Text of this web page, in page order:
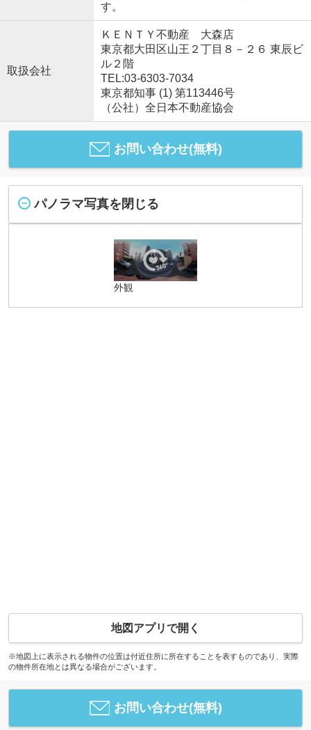
す。
取扱会社
ＫＥＮＴＹ不動産 大森店
東京都大田区山王２丁目８－２６ 東辰ビ
ル２階
TEL:03-6303-7034
東京都知事 (1) 第113446号
（公社）全日本不動産協会
お問い合わせ(無料)
パノラマ写真を閉じる
外観
地図アプリで開く
※地図上に表示される物件の位置は付近住所に所在することを表すものであり、実際
の物件所在地とは異なる場合がございます。
お問い合わせ(無料)